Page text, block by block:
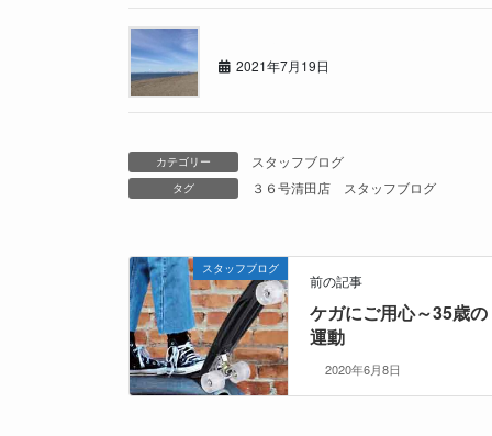
2021年7月19日
カテゴリー スタッフブログ
タグ ３６号清田店 スタッフブログ
スタッフブログ
前の記事
ケガにご用心～35歳の
運動
2020年6月8日